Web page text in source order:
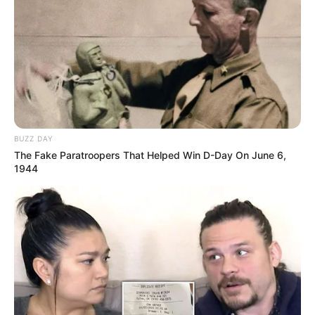
memperpanjang kontrak yang akan berakhir pada 14 Maret 2022.
Dan sebagai tanda berakhirnya grup, NU’EST meluncurkan
BUZZ DAY
The Fake Paratroopers That Helped Win D-Day On June 6,
1944